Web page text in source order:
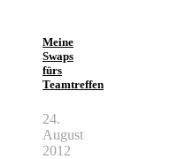
Meine
Swaps
fürs
Teamtreffen
24.
August
2012